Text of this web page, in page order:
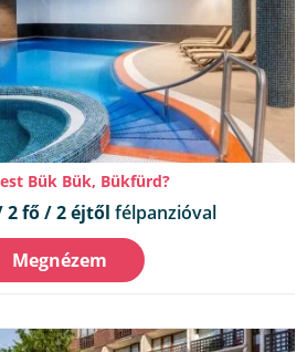
Bük Bük, Bükfürd?
2 fő / 2 éjtől félpanzióval
Megnézem